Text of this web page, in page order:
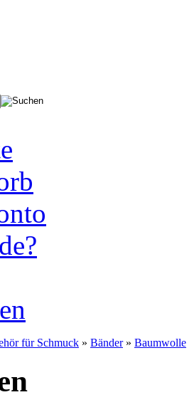
für Schmuck » Bänder» Baumwolle